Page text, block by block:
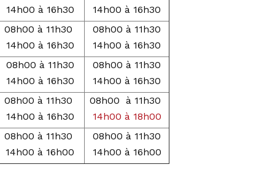
14h00 à 16h30
14h00 à 16h30
08h00 à 11h30
14h00 à 16h30
08h00 à 11h30
14h00 à 16h30
08h00 à 11h30
14h00 à 16h30
08h00 à 11h30
14h00 à 16h30
08h00 à 11h30
14h00 à 16h30
08h00 à 11h30
14h00 à 18h00
08h00 à 11h30
14h00 à 16h00
08h00 à 11h30
14h00 à 16h00